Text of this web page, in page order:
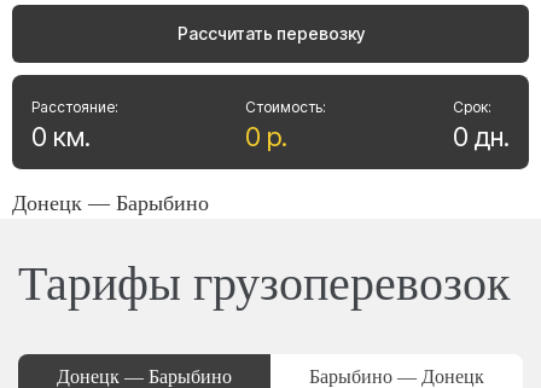
Рассчитать перевозку
Стоимость:
0 р.
Расстояние:
0 км.
Срок:
0 дн.
Донецк — Барыбино
Тарифы грузоперевозок
Донецк — Барыбино Барыбино — Донецк